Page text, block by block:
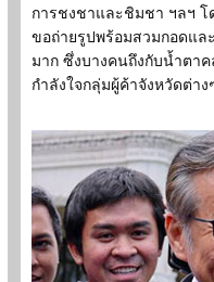
การชงชาและชิมชา ฯลฯ
ขอถ่ายรูปพร้อมสวมกอดแล
มาก ซึ่งบางคนถึงกับน้ำตา
กำลังใจกลุ่มผู้ค้าจังหวัดต่าง